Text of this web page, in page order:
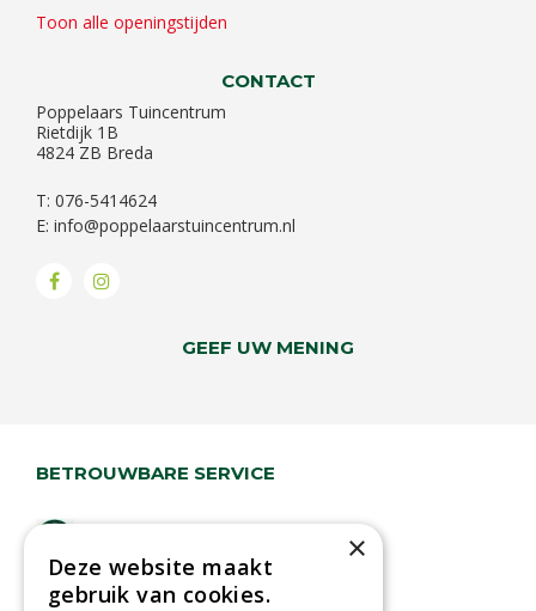
Toon alle openingstijden
CONTACT
Poppelaars Tuincentrum
Rietdijk 1B
4824 ZB Breda
T: 076-5414624
E: info@poppelaarstuincentrum.nl
GEEF UW MENING
BETROUWBARE SERVICE
Lage verzendkosten
Vandaag besteld
binnen 2 dagen ophalen!
×
Deze website maakt
gebruik van cookies.